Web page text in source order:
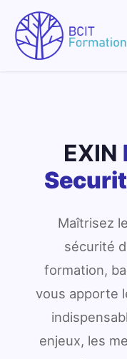
Se rendre au contenu
EXIN
Maîtrisez
sécurité
formation,
vous apporte
enjeux, les